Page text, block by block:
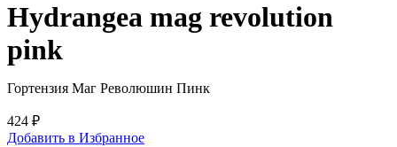
Hydrangea mag revolution
pink
Гортензия Маг Революшин Пинк
424 ₽
Добавить в Избранное